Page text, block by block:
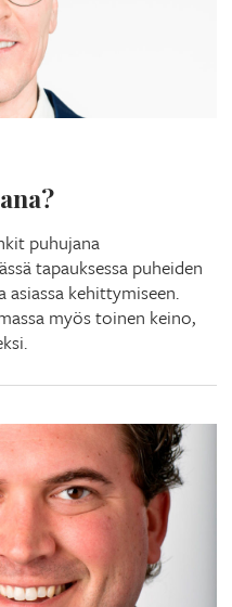
puhujana
tapauksessa puheiden
asiassa kehittymiseen.
myös toinen keino,